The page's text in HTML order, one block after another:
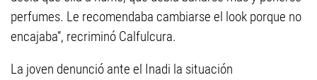
perfumes. Le recomendaba cambiarse el look porque no
encajaba”, recriminó Calfulcura.
La joven denunció ante el Inadi la situación